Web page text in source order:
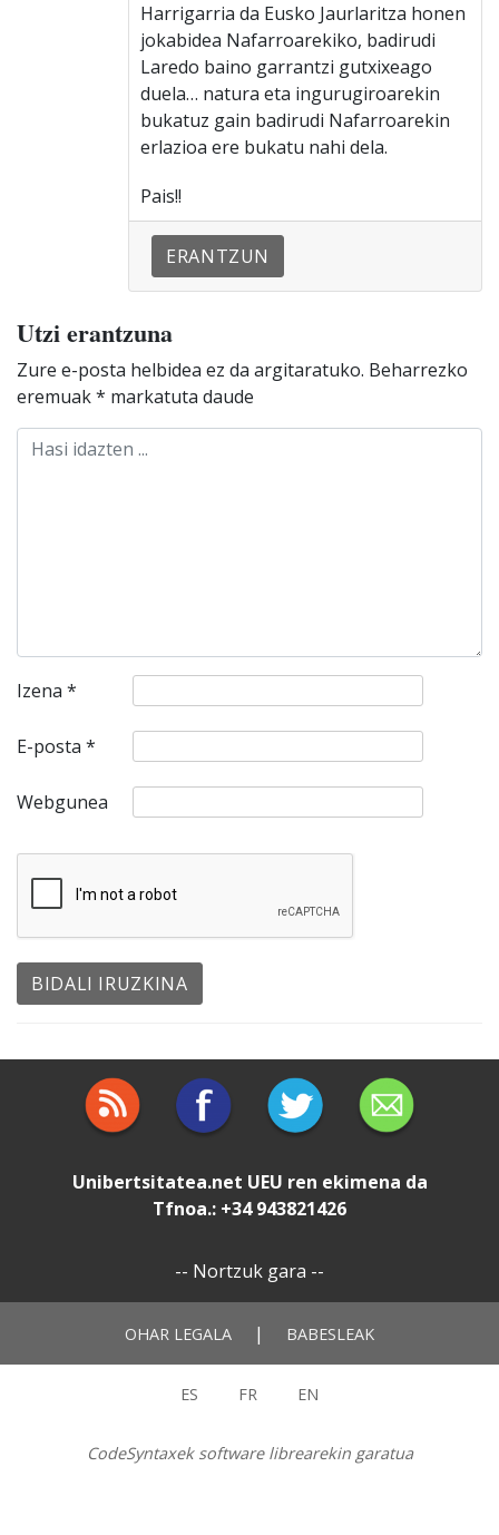
Harrigarria da Eusko Jaurlaritza honen
jokabidea Nafarroarekiko, badirudi
Laredo baino garrantzi gutxixeago
duela… natura eta ingurugiroarekin
bukatuz gain badirudi Nafarroarekin
erlazioa ere bukatu nahi dela.
Pais!!
ERANTZUN
Utzi erantzuna
Zure e-posta helbidea ez da argitaratuko. Beharrezko
eremuak* markatuta daude
Izena *
E-posta *
Webgunea
Unibertsitatea.net UEU ren ekimena da
Tfnoa.: +34 943821426
-- Nortzuk gara --
OHAR LEGALA | BABESLEAK
ES FR EN
CodeSyntaxek software librearekin garatua